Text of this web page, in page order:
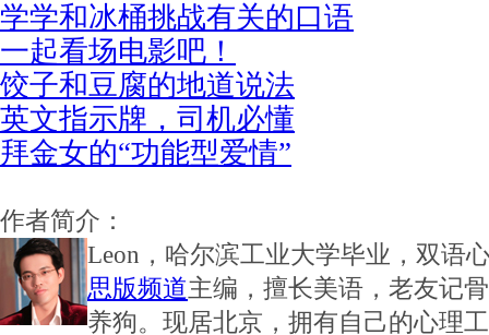
学学和冰桶挑战有关的口语
一起看场电影吧！
饺子和豆腐的地道说法
英文指示牌，司机必懂
拜金女的“功能型爱情”
作者简介：
Leon，哈尔滨工业大学毕业，双语
思版频道主编，擅长美语，老友记
养狗。现居北京，拥有自己的心理